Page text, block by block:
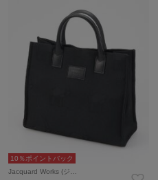
10％ポイントバック
Jacquard Works (ジ…